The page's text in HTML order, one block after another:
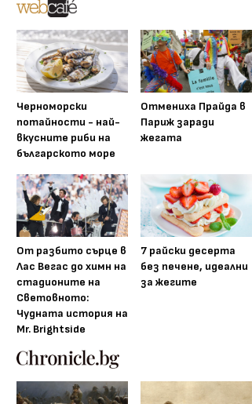
Черноморски
потайности - най-
вкусните риби на
българското море
Отмениха Прайда в
Париж заради
жегата
От разбито сърце в
Лас Вегас до химн на
стадионите на
Световното:
Чудната история на
Mr. Brightside
7 райски десерта
без печене, идеални
за жегите